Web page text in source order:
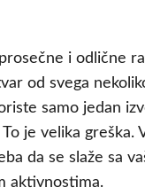
i odlične
od svega
samo jedan
je velika greška.
da se slaže sa
aktivnostima.